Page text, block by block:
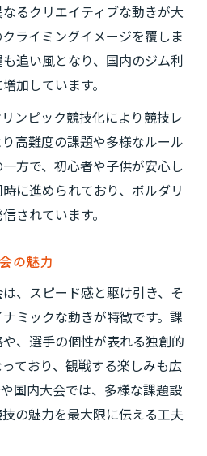
るクリエイティブな動きが大
ライミングイメージを覆しま
追い風となり、国内のジム利
加しています。
ンピック競技化により競技レ
高難度の課題や多様なルール
方で、初心者や子供が安心し
に進められており、ボルダリ
されています。
の魅力
、スピード感と駆け引き、そ
ミックな動きが特徴です。課
、選手の個性が表れる独創的
ており、観戦する楽しみも広
国内大会では、多様な課題設
の魅力を最大限に伝える工夫